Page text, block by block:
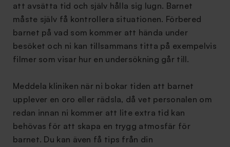
att avsätta tid och själv hålla sig lugn. Barnet
måste själv få kontrollera situationen. Förbered
barnet på vad som kommer att hända under
besöket och ni kan tillsammans titta på exempelvis
filmer som visar hur en undersökning går till.
Meddela kliniken när ni bokar tiden att barnet
upplever en oro eller rädsla, då vet personalen om
redan innan ni kommer att lite extra tid kan
behövas för att skapa en trygg atmosfär för
barnet. Du kan även få tips från din